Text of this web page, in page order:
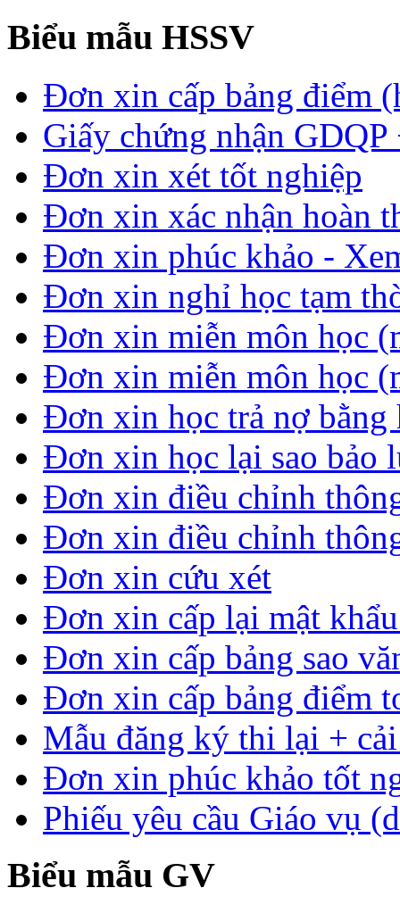
Biểu mẫu HSSV
Đơn xin cấp bảng điểm
Giấy chứng nhận
Đơn xin xét tốt nghiệp
Đơn xin xác nhận hoàn
Đơn xin phúc khảo -
Đơn xin nghỉ học tạm
Đơn xin miễn môn học
Đơn xin miễn môn học
Đơn xin học trả nợ
Đơn xin học lại sao bảo
Đơn xin điều chỉnh
Đơn xin điều chỉnh
Đơn xin cứu xét
Đơn xin cấp lại mật
Đơn xin cấp bảng sao
Đơn xin cấp bảng điểm
Mẫu đăng ký thi lại +
Đơn xin phúc khảo tốt
Phiếu yêu cầu Giáo vụ
Biểu mẫu GV